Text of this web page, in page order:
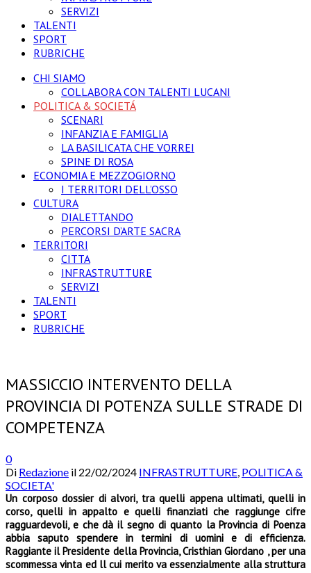
SERVIZI
TALENTI
SPORT
RUBRICHE
CHI SIAMO
COLLABORA CON TALENTI LUCANI
POLITICA & SOCIETÁ
SCENARI
INFANZIA E FAMIGLIA
LA BASILICATA CHE VORREI
SPINE DI ROSA
ECONOMIA E MEZZOGIORNO
I TERRITORI DELL’OSSO
CULTURA
DIALETTANDO
PERCORSI D’ARTE SACRA
TERRITORI
CITTA
INFRASTRUTTURE
SERVIZI
TALENTI
SPORT
RUBRICHE
MASSICCIO INTERVENTO DELLA
PROVINCIA DI POTENZA SULLE STRADE DI
COMPETENZA
0
Di Redazione il 22/02/2024 INFRASTRUTTURE, POLITICA &
SOCIETA'
Un corposo dossier di alvori, tra quelli appena ultimati, quelli in
corso, quelli in appalto e quelli finanziati che raggiunge cifre
ragguardevoli, e che dà il segno di quanto la Provincia di Poenza
abbia saputo spendere in termini di uomini e di efficienza.
Raggiante il Presidente della Provincia, Cristhian Giordano , per una
scommessa vinta ed ll cui merito va essenzialmente alla struttura